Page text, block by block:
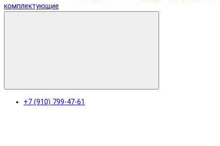
+7 (910) 799-47-61